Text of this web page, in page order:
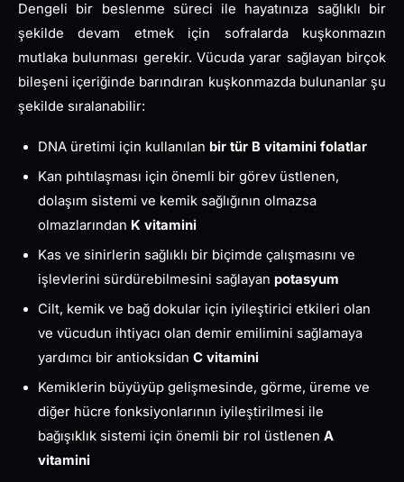
Dengeli bir beslenme süreci ile hayatınıza sağlıklı bir
şekilde devam etmek için sofralarda kuşkonmazın
mutlaka bulunması gerekir. Vücuda yarar sağlayan birçok
bileşeni içeriğinde barındıran kuşkonmazda bulunanlar şu
şekilde sıralanabilir:
DNA üretimi için kullanılan bir tür B vitamini folatlar
Kan pıhtılaşması için önemli bir görev üstlenen,
dolaşım sistemi ve kemik sağlığının olmazsa
olmazlarından K vitamini
Kas ve sinirlerin sağlıklı bir biçimde çalışmasını ve
işlevlerini sürdürebilmesini sağlayan potasyum
Cilt, kemik ve bağ dokular için iyileştirici etkileri olan
ve vücudun ihtiyacı olan demir emilimini sağlamaya
yardımcı bir antioksidanC vitamini
Kemiklerin büyüyüp gelişmesinde, görme, üreme ve
diğer hücre fonksiyonlarının iyileştirilmesi ile
bağışıklık sistemi için önemli bir rol üstlenenA
vitamini